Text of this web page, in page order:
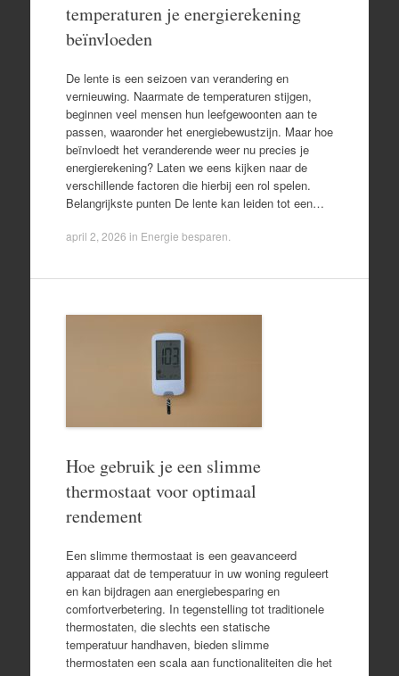
temperaturen je energierekening
beïnvloeden
De lente is een seizoen van verandering en
vernieuwing. Naarmate de temperaturen stijgen,
beginnen veel mensen hun leefgewoonten aan te
passen, waaronder het energiebewustzijn. Maar hoe
beïnvloedt het veranderende weer nu precies je
energierekening? Laten we eens kijken naar de
verschillende factoren die hierbij een rol spelen.
Belangrijkste punten De lente kan leiden tot een…
april 2, 2026 in Energie besparen
Hoe gebruik je een slimme
thermostaat voor optimaal
rendement
Een slimme thermostaat is een geavanceerd
apparaat dat de temperatuur in uw woning reguleert
en kan bijdragen aan energiebesparing en
comfortverbetering. In tegenstelling tot traditionele
thermostaten, die slechts een statische
temperatuur handhaven, bieden slimme
thermostaten een scala aan functionaliteiten die het